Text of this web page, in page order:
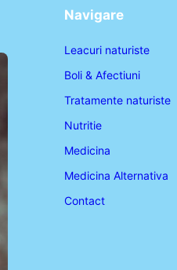
Navigare
Leacuri naturiste
Boli & Afectiuni
Tratamente naturiste
Nutritie
Medicina
Medicina Alternativa
Contact